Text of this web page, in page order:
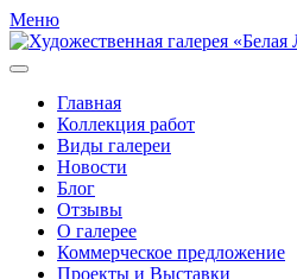
Меню
Главная
Коллекция работ
Виды галереи
Новости
Блог
Отзывы
О галерее
Коммерческое предложение
Проекты и Выставки